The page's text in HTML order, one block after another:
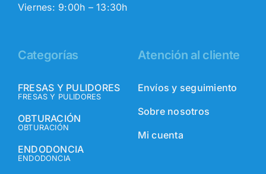
Viernes: 9:00h – 13:30h
Categorías
FRESAS Y PULIDORES
FRESAS Y PULIDORES
OBTURACIÓN
OBTURACIÓN
ENDODONCIA
ENDODONCIA
Atención al cliente
Envíos y seguimiento
Sobre nosotros
Mi cuenta